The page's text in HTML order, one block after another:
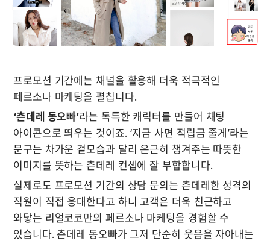
프로모션 기간에는 채널을 활용해 더욱 적극적인
페르소나 마케팅을 펼칩니다.
‘츤데레 동오빠’라는 독특한 캐릭터를 만들어 채팅
아이콘으로 띄우는 것이죠. ‘지금 사면 적립금 줄게’라는
문구는 차가운 겉모습과 달리 은근히 챙겨주는 따뜻한
이미지를 뜻하는 츤데레 컨셉에 잘 부합합니다.
실제로도 프로모션 기간의 상담 문의는 츤데레한 성격의
직원이 직접 응대한다고 하니 고객은 더욱 친근하고
와닿는 리얼코코만의 페르소나 마케팅을 경험할 수
있습니다. 츤데레 동오빠가 그저 단순히 웃음을 자아내는